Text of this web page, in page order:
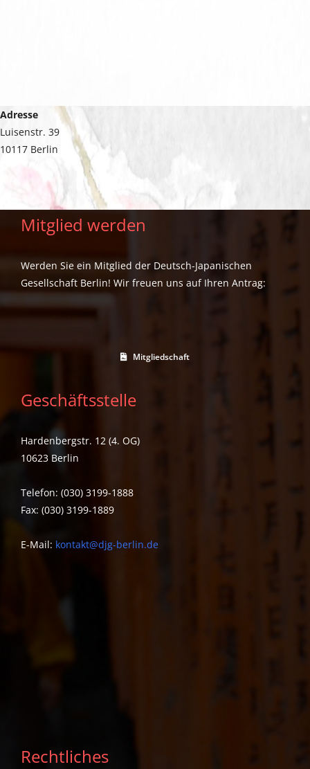
Adresse
Luisenstr. 39
10117 Berlin
Mitglied werden
Werden Sie ein Mitglied der Deutsch-Japanischen
Gesellschaft Berlin! Wir freuen uns auf Ihren Antrag:
Mitgliedschaft
Geschäftsstelle
Hardenbergstr. 12 (4. OG)
10623 Berlin
Telefon: (030) 3199-1888
Fax: (030) 3199-1889
E-Mail: kontakt@djg-berlin.de
Rechtliches